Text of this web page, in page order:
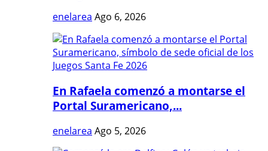
enelarea Ago 6, 2026
En Rafaela comenzó a montarse el
Portal Suramericano,...
enelarea Ago 5, 2026